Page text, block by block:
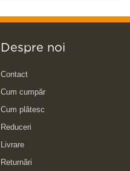
Despre noi
Contact
Cum cumpăr
Cum plătesc
Reduceri
Livrare
Returnări